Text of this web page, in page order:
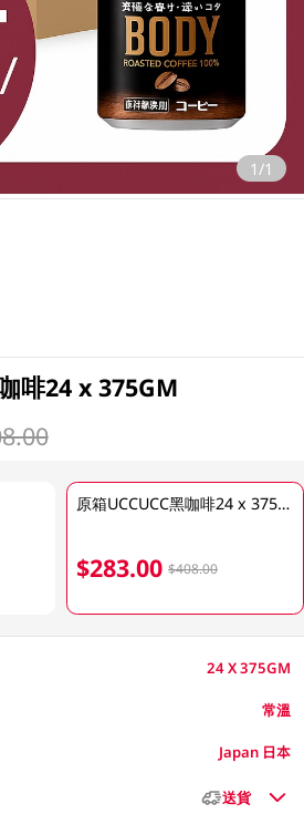
1/1
啡24 x 375GM
原箱UCCUCC黑咖啡24 x 375GM
$283.00 $408.00
24 X 375GM
常溫
Japan 日本
送貨